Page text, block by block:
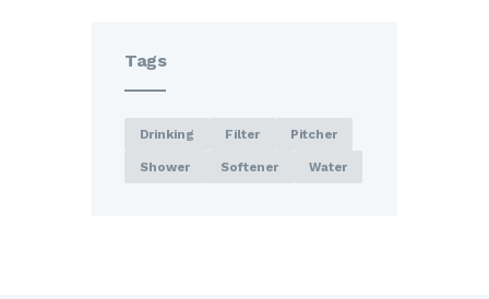
Tags
Drinking Filter Pitcher
Shower Softener Water